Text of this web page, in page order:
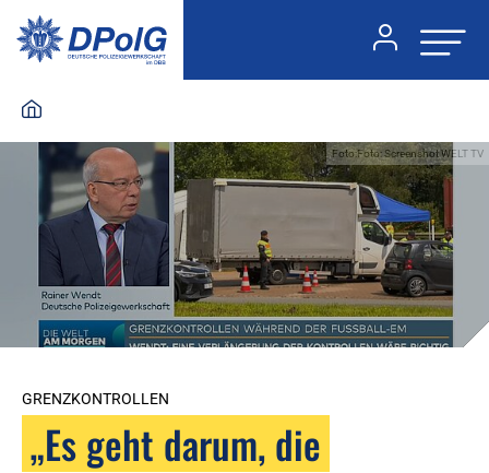
Foto:Foto: Screenshot WELT TV
GRENZKONTROLLEN
„Es geht darum, die